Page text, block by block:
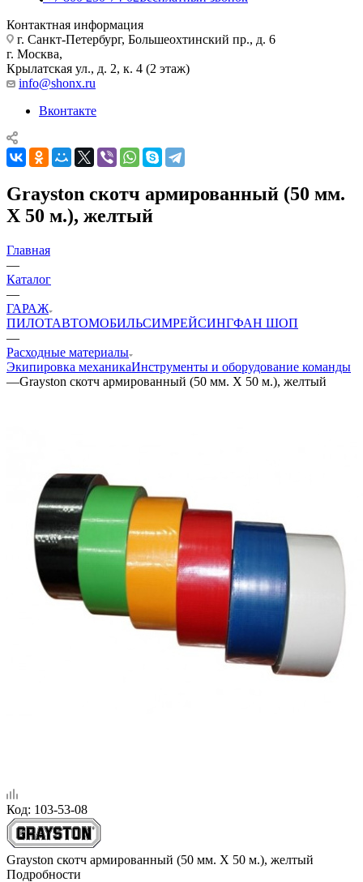
Контактная информация
г. Санкт-Петербург, Большеохтинский пр., д. 6
г. Москва,
Крылатская ул., д. 2, к. 4 (2 этаж)
info@shonx.ru
Вконтакте
Grayston скотч армированный (50 мм.
Х 50 м.), желтый
Главная
—
Каталог
—
ГАРАЖ
ПИЛОТАВТОМОБИЛЬСИМРЕЙСИНГФАН ШОП
—
Расходные материалы
Экипировка механикаИнструменты и оборудование команды
—Grayston скотч армированный (50 мм. Х 50 м.), желтый
Код: 103-53-08
Grayston скотч армированный (50 мм. Х 50 м.), желтый
Подробности